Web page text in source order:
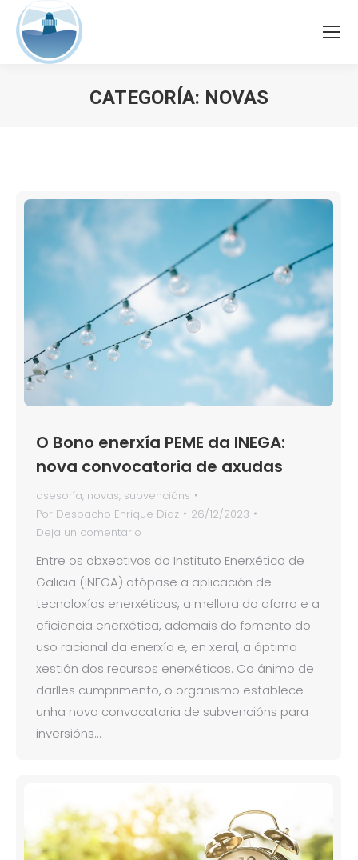
CATEGORÍA: NOVAS
O Bono enerxía PEME da INEGA:
nova convocatoria de axudas
asesoría, novas, subvencións
Por Despacho Enrique Díaz
26/12/2023
Deja un comentario
Entre os obxectivos do Instituto Enerxético de
Galicia (INEGA) atópase a aplicación de
tecnoloxías enerxéticas, a mellora do aforro e a
eficiencia enerxética, ademais do fomento do
uso racional da enerxía e, en xeral, a óptima
xestión dos recursos enerxéticos. Co ánimo de
darlles cumprimento, o organismo establece
unha nova convocatoria de subvencións para
inversións…